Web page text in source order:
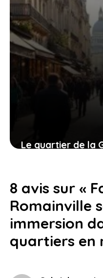
Le quartier de la
5 juillet 2026
8 avis sur «
Romainville
immersion
quartiers en